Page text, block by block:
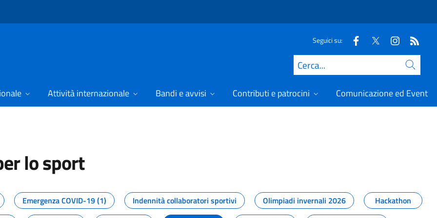
Seguici su:
Cerca
Attività internazionale Bandi e avvisi Contributi e patrocini Comunicazione ed Eventi
lo sport
dal Dipartimento per lo sport
Emergenza COVID-19 (1) Indennità collaboratori sportivi Olimpiadi invernali 2026
Hackathon